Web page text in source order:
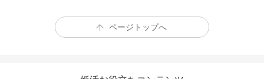
ページトップへ